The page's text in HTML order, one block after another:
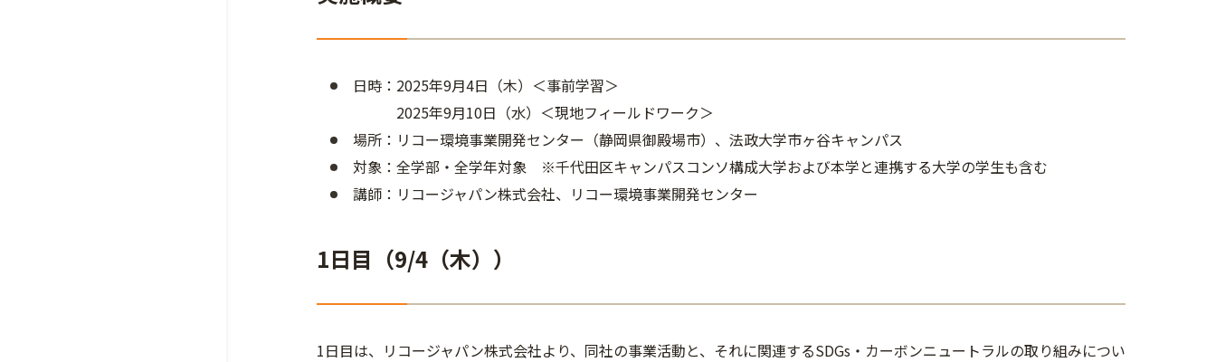
日時：2025年9月4日（木）＜事前学習＞
2025年9月10日（水）＜現地フィールドワーク＞
場所：リコー環境事業開発センター（静岡県御殿場市）、法政大学市ヶ谷キャンパス
対象：全学部・全学年対象 ※千代田区キャンパスコンソ構成大学および本学と連携する大学の学生も含む
講師：リコージャパン株式会社、リコー環境事業開発センター
1日目（9/4（木））
1日目は、リコージャパン株式会社より、同社の事業活動と、それに関連するSDGs・カーボンニュートラルの取り組みについ